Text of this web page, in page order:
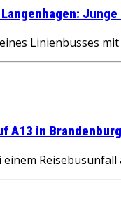
Linienbusses
A13 in Brandenburg
einem